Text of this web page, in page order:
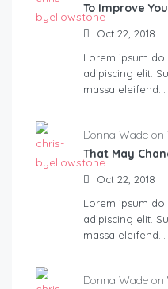
To Improve
Oct 22, 2018
Lorem ipsum
adipiscing elit.
massa eleifend…
Donna Wade on
That May
Oct 22, 2018
Lorem ipsum
adipiscing elit.
massa eleifend…
Donna Wade on